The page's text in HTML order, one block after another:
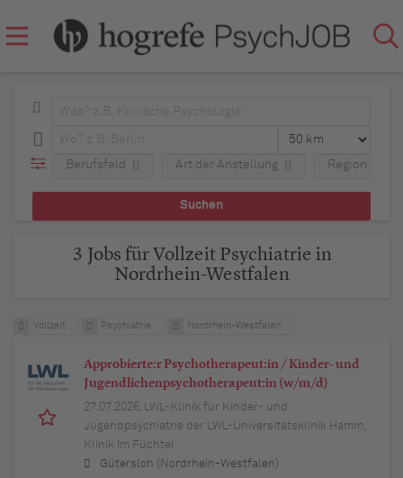
Berufsfeld Art der Anstellung Region
3 Jobs für Vollzeit Psychiatrie in
Nordrhein-Westfalen
Vollzeit Psychiatrie Nordrhein-Westfalen
Approbierte:r Psychotherapeut:in / Kinder- und
Jugendlichenpsychotherapeut:in (w/m/d)
27.07.2026, LWL-Klinik für Kinder- und
Jugendpsychiatrie der LWL-Universitätsklinik Hamm,
Klinik Im Füchtei
Gütersloh (Nordrhein-Westfalen)